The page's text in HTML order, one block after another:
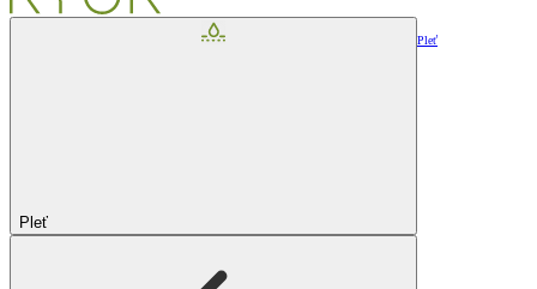
Pleť
Pleť